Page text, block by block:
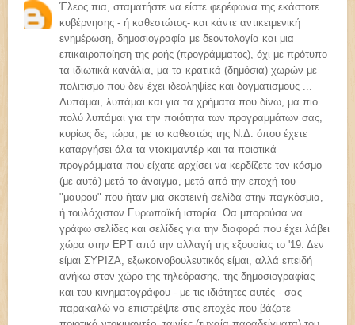
Έλεος πια, σταματήστε να είστε φερέφωνα της εκάστοτε
κυβέρνησης - ή καθεστώτος- και κάντε αντικειμενική
ενημέρωση, δημοσιογραφία με δεοντολογία και μια
επικαιροποίηση της ροής (προγράμματος), όχι με πρότυπο
τα ιδιωτικά κανάλια, μα τα κρατικά (δημόσια) χωρών με
πολιτισμό που δεν έχει ιδεοληψίες και δογματισμούς ...
Λυπάμαι, λυπάμαι και για τα χρήματα που δίνω, μα πιο
πολύ λυπάμαι για την ποιότητα των προγραμμάτων σας,
κυρίως δε, τώρα, με το καθεστώς της Ν.Δ. όπου έχετε
καταργήσει όλα τα ντοκιμαντέρ και τα ποιοτικά
προγράμματα που είχατε αρχίσει να κερδίζετε τον κόσμο
(με αυτά) μετά το άνοιγμα, μετά από την εποχή του
"μαύρου" που ήταν μια σκοτεινή σελίδα στην παγκόσμια,
ή τουλάχιστον Ευρωπαϊκή ιστορία. Θα μπορούσα να
γράφω σελίδες και σελίδες για την διαφορά που έχει λάβει
χώρα στην ΕΡΤ από την αλλαγή της εξουσίας το '19. Δεν
είμαι ΣΥΡΙΖΑ, εξωκοινοβουλευτικός είμαι, αλλά επειδή
ανήκω στον χώρο της τηλεόρασης, της δημοσιογραφίας
και του κινηματογράφου - με τις ιδιότητες αυτές - σας
παρακαλώ να επιστρέψτε στις εποχές που βάζατε